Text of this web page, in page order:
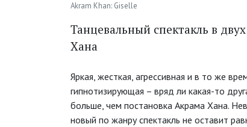
Akram Khan: Giselle
Танцевальный спектакль в
Хана
Яркая, жесткая, агрессивная и в то же
гипнотизирующая – вряд ли какая-то
больше, чем постановка Акрама Хана.
новый по жанру спектакль не оставит